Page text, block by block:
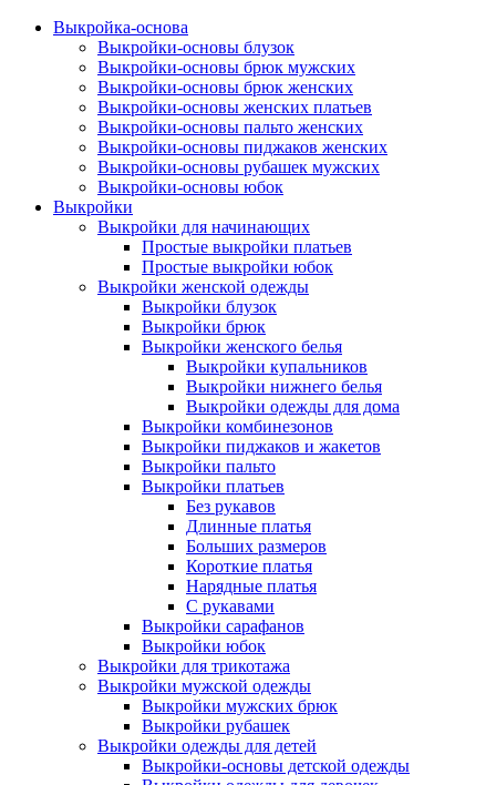
Выкройка-основа
Выкройки-основы блузок
Выкройки-основы брюк мужских
Выкройки-основы брюк женских
Выкройки-основы женских платьев
Выкройки-основы пальто женских
Выкройки-основы пиджаков женских
Выкройки-основы рубашек мужских
Выкройки-основы юбок
Выкройки
Выкройки для начинающих
Простые выкройки платьев
Простые выкройки юбок
Выкройки женской одежды
Выкройки блузок
Выкройки брюк
Выкройки женского белья
Выкройки купальников
Выкройки нижнего белья
Выкройки одежды для дома
Выкройки комбинезонов
Выкройки пиджаков и жакетов
Выкройки пальто
Выкройки платьев
Без рукавов
Длинные платья
Больших размеров
Короткие платья
Нарядные платья
С рукавами
Выкройки сарафанов
Выкройки юбок
Выкройки для трикотажа
Выкройки мужской одежды
Выкройки мужских брюк
Выкройки рубашек
Выкройки одежды для детей
Выкройки-основы детской одежды